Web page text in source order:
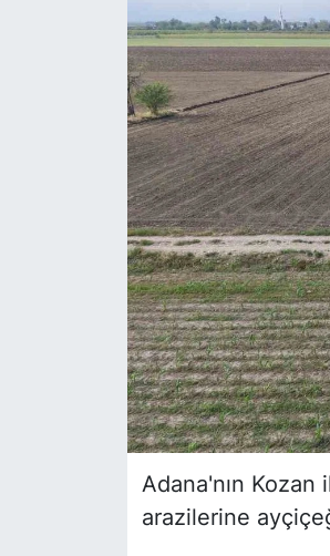
Adana'nın Kozan
arazilerine
Siyaset
YEREL HABER
Haberde insan
Tanıtım